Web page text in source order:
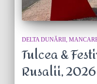
DELTA DUNĂRII
Tulcea &
Rusalii, 2026